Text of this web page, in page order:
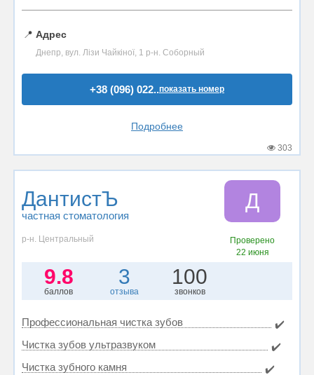
📍 Адрес
Днепр, вул. Лізи Чайкіної, 1 р-н. Соборный
+38 (096) 022..показать номер
Подробнее
303
ДантистЪ
частная стоматология
Д
р-н. Центральный
Проверено
22 июня
9.8
баллов
3
отзыва
100
звонков
Профессиональная чистка зубов
✔️
Чистка зубов ультразвуком
✔️
Чистка зубного камня
✔️